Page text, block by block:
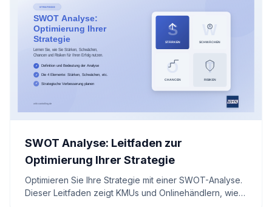
SWOT Analyse: Leitfaden zur
Optimierung Ihrer Strategie
Optimieren Sie Ihre Strategie mit einer SWOT-Analyse.
Dieser Leitfaden zeigt KMUs und Onlinehändlern, wie